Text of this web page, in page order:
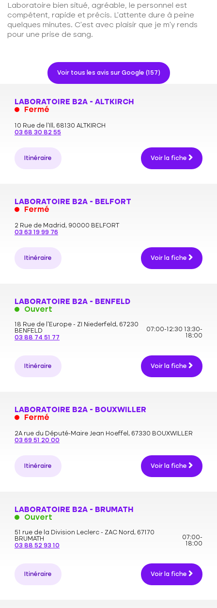
Laboratoire bien situé, agréable, le personnel est
compétent, rapide et précis. L'attente dure à peine
quelques minutes. C'est avec plaisir que je m'y rends
pour une prise de sang.
Voir tous les avis sur Google (157)
LABORATOIRE B2A - ALTKIRCH
Fermé
10 Rue de l'Ill, 68130 ALTKIRCH
03 68 30 82 55
Itinéraire Voir la fiche
LABORATOIRE B2A - BELFORT
Fermé
2 Rue de Madrid, 90000 BELFORT
03 63 19 99 76
Itinéraire Voir la fiche
LABORATOIRE B2A - BENFELD
Ouvert
18 Rue de l'Europe - ZI Niederfeld, 67230
BENFELD
03 88 74 51 77
07:00-12:30
13:30-
18:00
Itinéraire Voir la fiche
LABORATOIRE B2A - BOUXWILLER
Fermé
2A rue du Député-Maire Jean Hoeffel, 67330 BOUXWILLER
03 69 51 20 00
Itinéraire Voir la fiche
LABORATOIRE B2A - BRUMATH
Ouvert
51 rue de la Division Leclerc - ZAC Nord, 67170
BRUMATH
03 88 52 93 10
07:00-
18:00
Itinéraire Voir la fiche